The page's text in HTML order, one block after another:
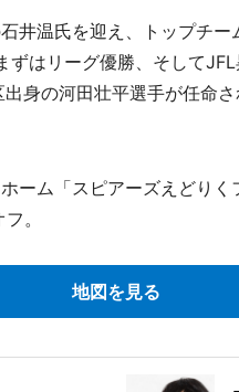
温氏を迎え、トップチー
ずはリーグ優勝、そして
出身の河田壮平選手が任命
ム「スピアーズえどりく
。
地図を見る